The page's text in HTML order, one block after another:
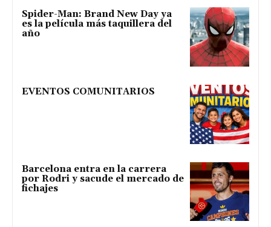
Spider-Man: Brand New Day ya
es la película más taquillera del
año
EVENTOS COMUNITARIOS
Barcelona entra en la carrera
por Rodri y sacude el mercado de
fichajes